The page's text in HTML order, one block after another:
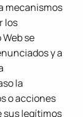
mecanismos
los
se
y a
la
o acciones
sus legítimos